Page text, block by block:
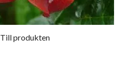
Till produkten